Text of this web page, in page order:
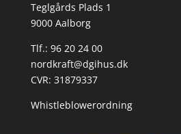
Teglgårds Plads 1
9000 Aalborg
Tlf.: 96 20 24 00
nordkraft@dgihus.dk
CVR: 31879337
Whistleblowerordning